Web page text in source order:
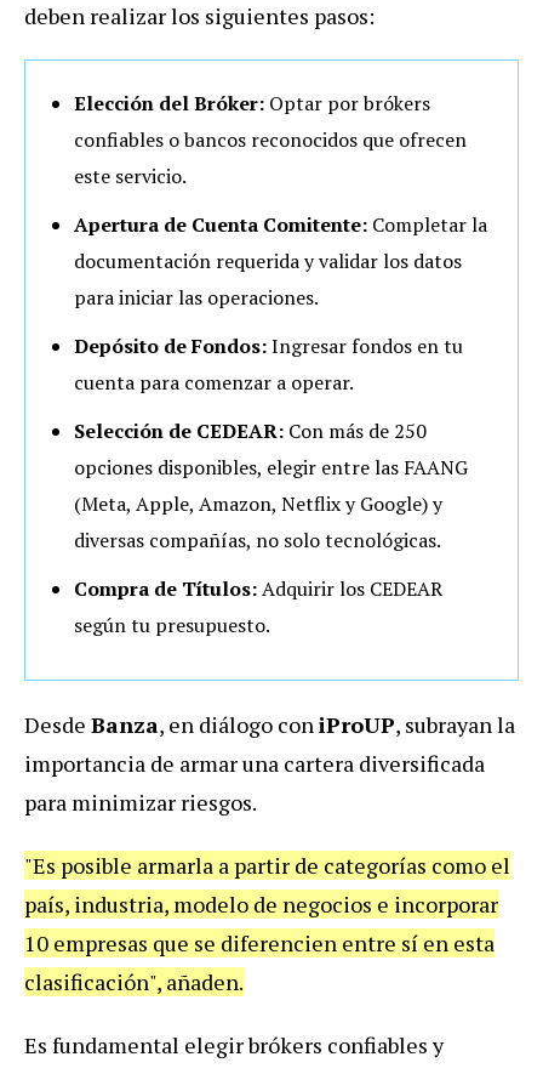
deben realizar los siguientes pasos:
Elección del Bróker: Optar por brókers
confiables o bancos reconocidos que ofrecen
este servicio.
Apertura de Cuenta Comitente: Completar la
documentación requerida y validar los datos
para iniciar las operaciones.
Depósito de Fondos:Ingresar fondos en tu
cuenta para comenzar a operar.
Selección de CEDEAR: Con más de 250
opciones disponibles, elegir entre las FAANG
(Meta, Apple, Amazon, Netflix y Google) y
diversas compañías, no solo tecnológicas.
Compra de Títulos:Adquirir los CEDEAR
según tu presupuesto.
Desde Banza, en diálogo coniProUP, subrayan la
importancia de armar una cartera diversificada
para minimizar riesgos.
"Es posible armarla a partir de categorías como el
país, industria, modelo de negocios e incorporar
10 empresas que se diferencien entre sí en esta
clasificación", añaden.
Es fundamental elegir brókers confiables y